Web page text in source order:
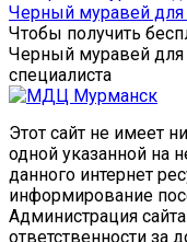
Черный муравей
Чтобы получить
Черный муравей
специалиста
Этот сайт не имеет
одной указанной на
данного интернет
информирование
Администрация
ответственности за